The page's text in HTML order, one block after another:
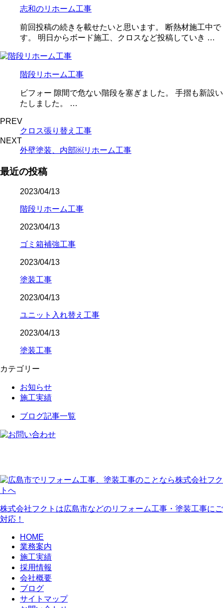
志和のリホーム工事
前回投稿の続きを載せたいと思います。 断熱材施工中で
す。 明日からボード施工、クロスなど投稿していき …
階段リホーム工事
ビフォー 隙間で危ない階段を塞ぎました。 手摺も新設い
たしました。 …
PREV
クロス張り替え工事
NEXT
外壁塗装、内部￼リホーム工事
最近の投稿
2023/04/13
階段リホーム工事
2023/04/13
ゴミ箱補強工事
2023/04/13
塗装工事
2023/04/13
ユニット入れ替え工事
2023/04/13
塗装工事
カテゴリー
お知らせ
施工実績
ブログ記事一覧
株式会社フクトは広島市などのリフォーム工事・塗装工事にご
対応！
HOME
業務案内
施工実績
採用情報
会社概要
ブログ
サイトマップ